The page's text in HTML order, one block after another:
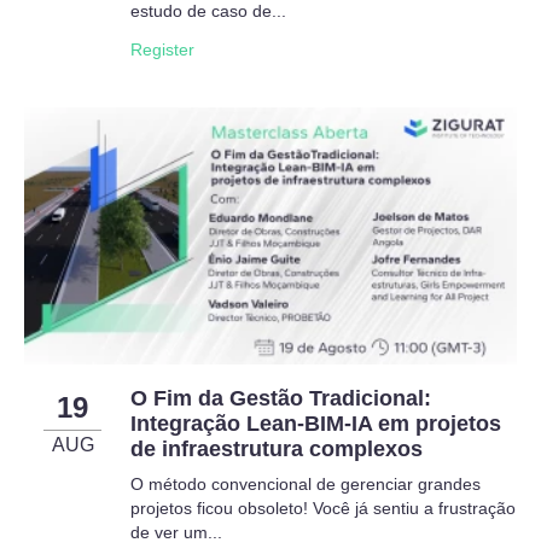
estudo de caso de...
Register
19
AUG
O Fim da Gestão Tradicional:
Integração Lean-BIM-IA em projetos
de infraestrutura complexos
O método convencional de gerenciar grandes
projetos ficou obsoleto! Você já sentiu a frustração
de ver um...